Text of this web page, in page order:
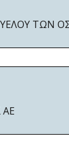
ΤΩΝ
ΑΕ